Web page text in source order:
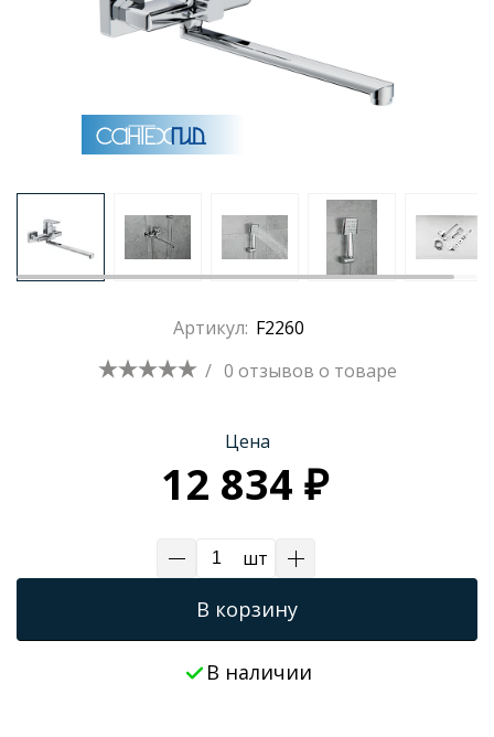
Душевые кабины
Аксессуары для ванных комнат
Зеркала
Душевые поддоны
Душевые уголки и ограждения
Артикул: F2260
/ 0 отзывов о товаре
Цена
12 834 ₽
шт
В корзину
В наличии